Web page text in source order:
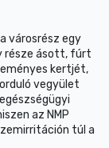
városrész egy
része ásott, fúrt
kertjét,
vegyület
az NMP
túl a